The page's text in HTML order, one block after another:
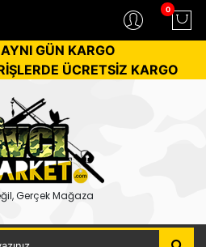
0
GÜN KARGO
ÜCRETSİZ KARGO
Gerçek Mağaza